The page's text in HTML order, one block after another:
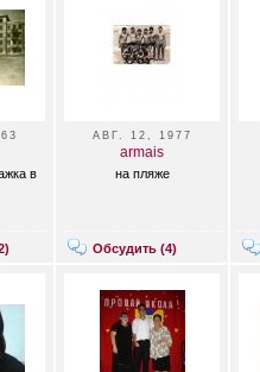
в
)
АВГ. 12, 1977
armais
на пляже
Обсудить (4)